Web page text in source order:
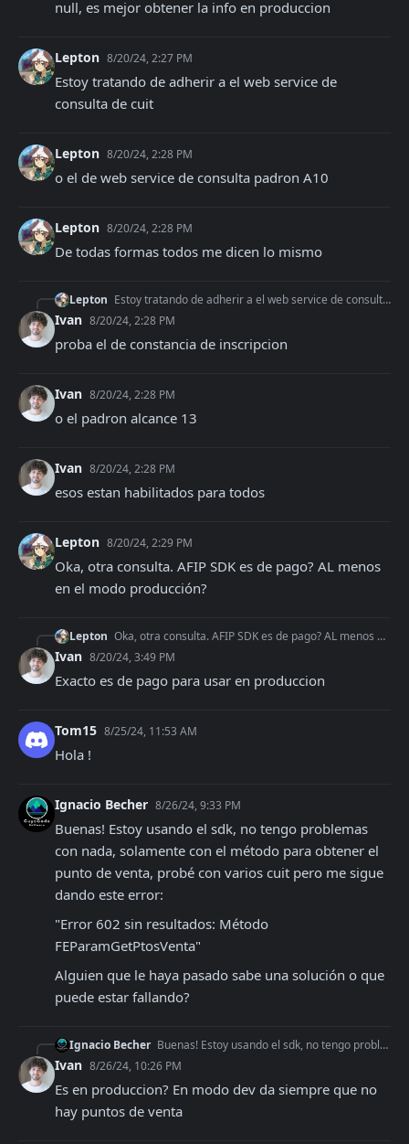
null, es mejor obtener la info en produccion
Lepton 8/20/24, 2:27 PM
Estoy tratando de adherir a el web service de
consulta de cuit
Lepton 8/20/24, 2:28 PM
o el de web service de consulta padron A10
Lepton 8/20/24, 2:28 PM
De todas formas todos me dicen lo mismo
Lepton Estoy tratando de adherir a el web service de consulta de cuit
Ivan 8/20/24, 2:28 PM
proba el de constancia de inscripcion
Ivan 8/20/24, 2:28 PM
o el padron alcance 13
Ivan 8/20/24, 2:28 PM
esos estan habilitados para todos
Lepton 8/20/24, 2:29 PM
Oka, otra consulta. AFIP SDK es de pago? AL menos
en el modo producción?
Lepton Oka, otra consulta. AFIP SDK es de pago? AL menos en el modo producción?
Ivan 8/20/24, 3:49 PM
Exacto es de pago para usar en produccion
Tom15 8/25/24, 11:53 AM
Hola !
Ignacio Becher 8/26/24, 9:33 PM
Buenas! Estoy usando el sdk, no tengo problemas
con nada, solamente con el método para obtener el
punto de venta, probé con varios cuit pero me sigue
dando este error:
"Error 602 sin resultados: Método
FEParamGetPtosVenta"
Alguien que le haya pasado sabe una solución o que
puede estar fallando?
Ignacio Becher Buenas! Estoy usando el sdk, no tengo problemas con nada, solamente con el método para obtener el punto de venta, probé con varios cuit pero me sigue dando este
Ivan 8/26/24, 10:26 PM
Es en produccion? En modo dev da siempre que no
hay puntos de venta